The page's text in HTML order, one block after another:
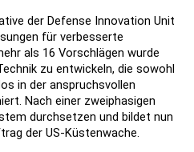
der Defense Innovation Unit
für verbesserte
als 16 Vorschlägen wurde
zu entwickeln, die sowohl
in der anspruchsvollen
Nach einer zweiphasigen
durchsetzen und bildet nun
der US-Küstenwache.